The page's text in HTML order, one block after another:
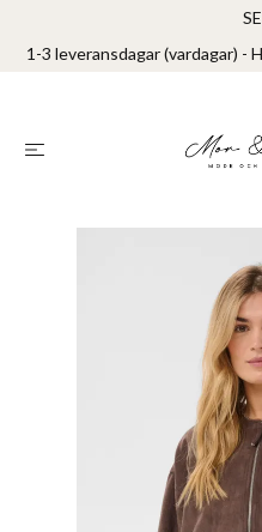
1-3 leveransdagar (vardagar) -